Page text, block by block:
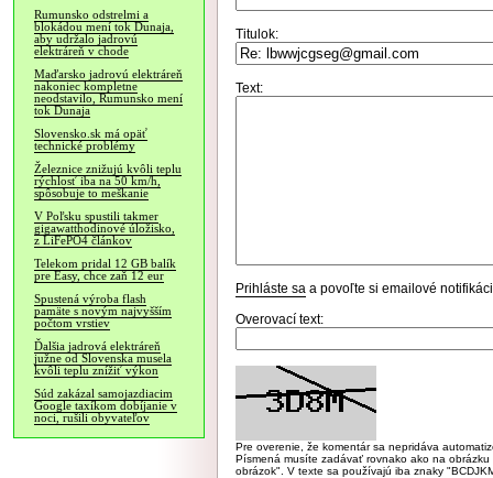
Rumunsko odstrelmi a
blokádou mení tok Dunaja,
aby udržalo jadrovú
elektráreň v chode
Maďarsko jadrovú elektráreň
nakoniec kompletne
neodstavilo, Rumunsko mení
tok Dunaja
Slovensko.sk má opäť
technické problémy
Železnice znižujú kvôli teplu
rýchlosť iba na 50 km/h,
spôsobuje to meškanie
V Poľsku spustili takmer
gigawatthodinové úložisko,
z LiFePO4 článkov
Telekom pridal 12 GB balík
pre Easy, chce zaň 12 eur
Spustená výroba flash
pamäte s novým najvyšším
počtom vrstiev
Ďalšia jadrová elektráreň
južne od Slovenska musela
kvôli teplu znížiť výkon
Súd zakázal samojazdiacim
Google taxíkom dobíjanie v
noci, rušili obyvateľov
Titulok:
Text:
Prihláste sa a povoľte si emailové
Overovací text:
Pre overenie, že komentár sa nepridáva
Písmená musíte zadávať rovnako ako na
obrázok". V texte sa používajú iba znaky